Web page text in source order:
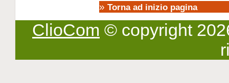
» Torna ad inizio pagina
ClioCom © copyright